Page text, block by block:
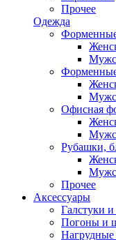
Прочее
Одежда
Офисная
Рубашки,
Прочее
Аксессуары
Галстуки
Погоны и
Нагрудные